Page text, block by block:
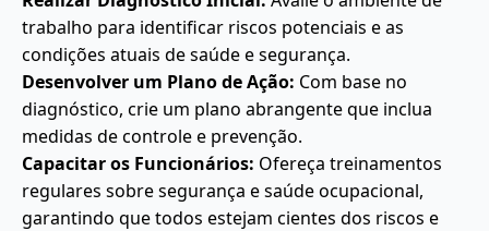
trabalho para identificar riscos potenciais e as
condições atuais de saúde e segurança.
Desenvolver um Plano de Ação: Com base no
diagnóstico, crie um plano abrangente que inclua
medidas de controle e prevenção.
Capacitar os Funcionários: Ofereça treinamentos
regulares sobre segurança e saúde ocupacional,
garantindo que todos estejam cientes dos riscos e